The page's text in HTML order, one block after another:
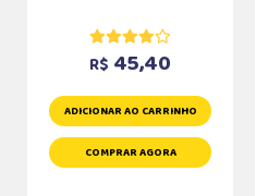
R$ 45,40
ADICIONAR AO CARRINHO
COMPRAR AGORA